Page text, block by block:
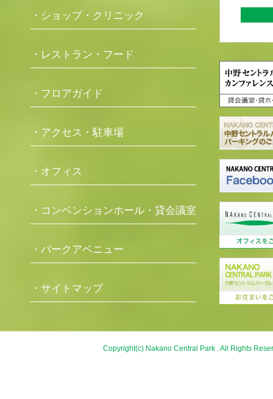
・ショップ・クリニック
・レストラン・フード
・フロアガイド
・アクセス・駐車場
・オフィス
・コンベンションホール・貸会議室
・パークアベニュー
・サイトマップ
Copyright(c) Nakano Central Park . All Rights